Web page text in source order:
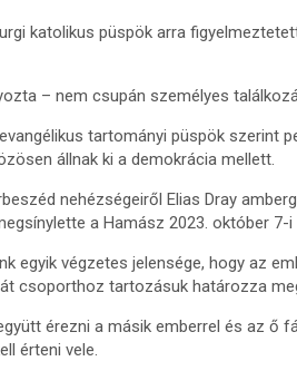
katolikus püspök arra
– nem csupán személyes
tartományi püspök szerint
állnak ki a demokrácia mellett.
nehézségeiről Elias Dray
a Hamász 2023. október 7-
egyik végzetes jelensége, hogy az
csoporthoz tartozásuk határozza
érezni a másik emberrel és az ő
érteni vele.